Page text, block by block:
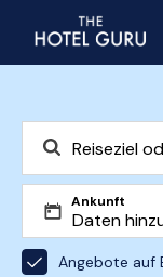
Ankunft
Angebote auf